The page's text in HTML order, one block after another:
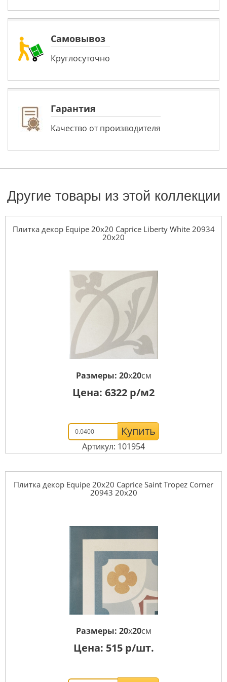
Самовывоз
Круглосуточно
Гарантия
Качество от производителя
Другие товары из этой коллекции
Плитка декор Equipe 20x20 Caprice Liberty White 20934
20x20
Размеры: 20x20см
Цена: 6322 р/м2
Купить
Артикул: 101954
Плитка декор Equipe 20x20 Caprice Saint Tropez Corner
20943 20x20
Размеры: 20x20см
Цена: 515р/шт.